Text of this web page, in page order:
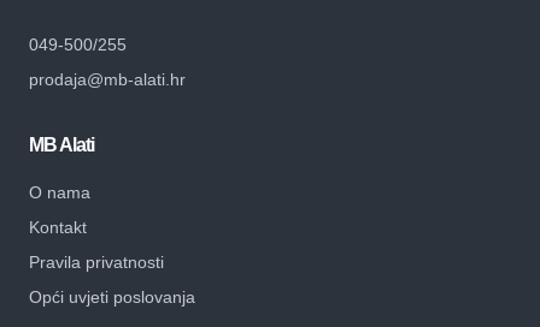
049-500/255
prodaja@mb-alati.hr
MB Alati
O nama
Kontakt
Pravila privatnosti
Opći uvjeti poslovanja